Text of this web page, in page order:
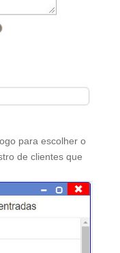
para escolher o
de clientes que